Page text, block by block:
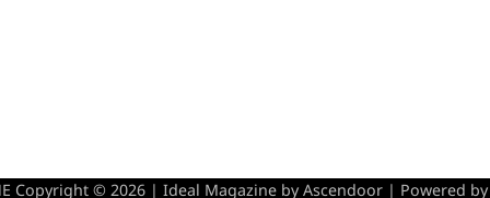
Copyright © 2026 | Ideal Magazine by Ascendoor| Powered